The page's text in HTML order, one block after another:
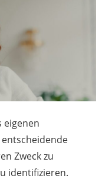
eigenen
Zweck zu
identifizieren.